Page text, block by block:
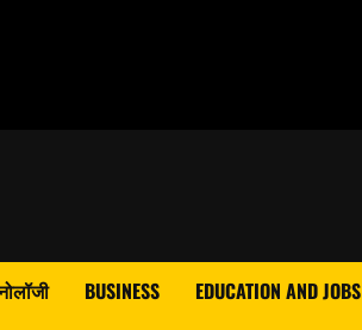
BUSINESS EDUCATION AND JOBS